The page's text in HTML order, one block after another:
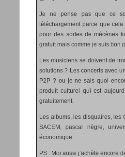
Je ne pense pas que ce
téléchargement parce que
pour des sortes de mécènes
gratuit mais comme je suis bon
Les musiciens se doivent de
solutions ? Les concerts avec
P2P ? ou je ne sais quoi
produit culturel qui est
gratuitement.
Les albums, les disquaires, les
SACEM, pascal nègre,
économique.
PS : Moi aussi j’achète encore